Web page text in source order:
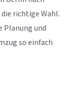
richtige Wahl.
Planung und
so einfach